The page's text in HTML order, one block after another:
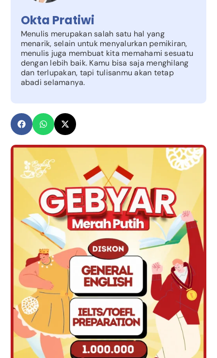
Okta Pratiwi
Menulis merupakan salah satu hal yang
menarik, selain untuk menyalurkan pemikiran,
menulis juga membuat kita memahami sesuatu
dengan lebih baik. Kamu bisa saja menghilang
dan terlupakan, tapi tulisanmu akan tetap
abadi selamanya.